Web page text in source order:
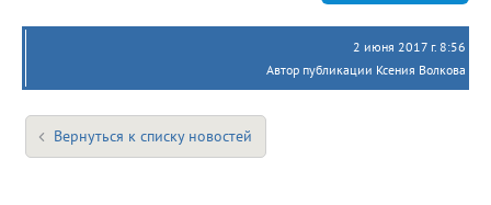
2 июня 2017 г. 8:56
Автор публикации Ксения Волкова
Вернуться к списку новостей